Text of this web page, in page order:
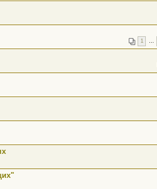
1 …